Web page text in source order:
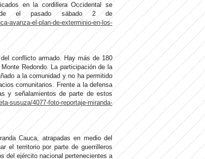
en la cordillera Occidental se
el pasado sábado 2 de
avanza-el-plan-de-exterminio-en-los-
conflicto armado. Hay más de 180
Redondo. La participación de la
a la comunidad y no ha permitido
comunitarios. Frente a la defensa
y señalamientos de parte de estos
susuza/4077-foto-reportaje-miranda-
Cauca, atrapadas en medio del
el territorio por parte de guerrilleros
del ejército nacional pertenecientes a